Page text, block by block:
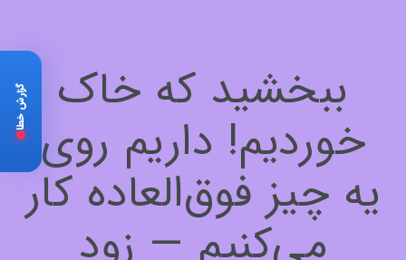
ببخشید که خاک
خوردیم! داریم روی
یه چیز فوق‌العاده کار
می‌کنیم — زود
گزارش خطا